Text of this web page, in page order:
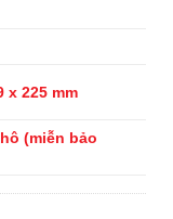
x 225 mm
(miễn bảo